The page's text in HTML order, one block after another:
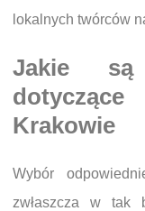
lokalnych twórców
Jakie są
Krakowie
Wybór
zwłaszcza w tak